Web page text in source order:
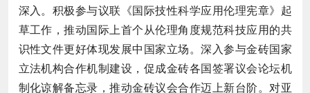
深入。积极参与议联《国际技性科学应用伦理宪章》起
草工作，推动国际上首个从伦理角度规范科技应用的共
识性文件更好体现发展中国家立场。深入参与金砖国家
立法机构合作机制建设，促成金砖各国签署议会论坛机
制化谅解备忘录，推动金砖议会合作迈上新台阶。对亚